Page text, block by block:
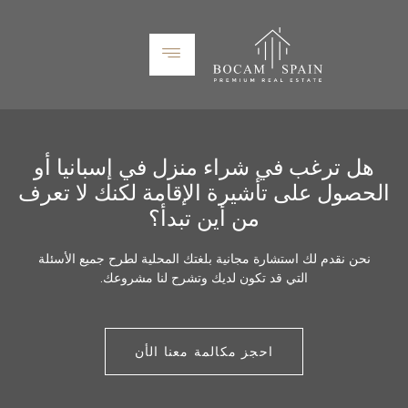
هل ترغب في شراء منزل في إسبانيا أو
الحصول على تأشيرة الإقامة لكنك لا تعرف
من أين تبدأ؟
نحن نقدم لك استشارة مجانية بلغتك المحلية لطرح جميع الأسئلة
التي قد تكون لديك وتشرح لنا مشروعك.
احجز مكالمة معنا الأن